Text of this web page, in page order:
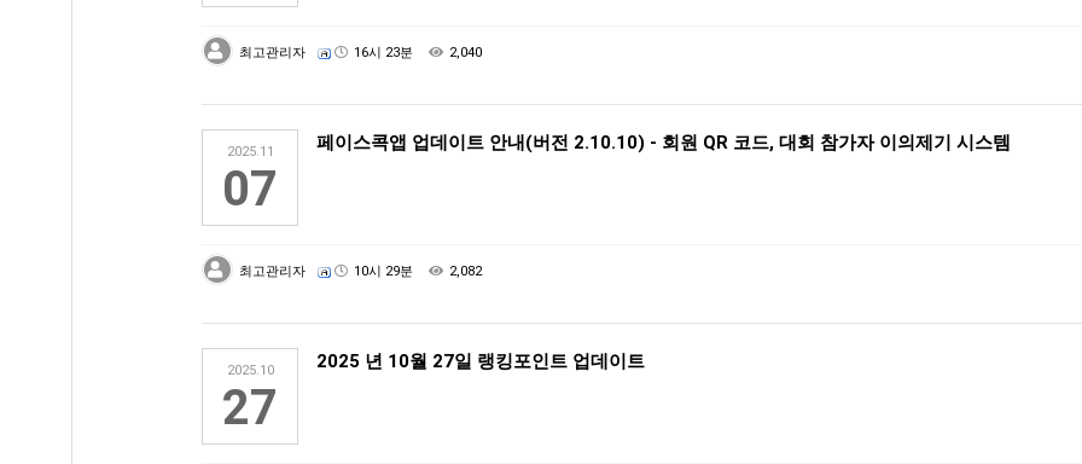
최고관리자 16시 23분 2,040
2025.11
07
페이스콕앱 업데이트 안내(버전 2.10.10) - 회원 QR 코드, 대회 참가자 이의제기 시스템
최고관리자 10시 29분 2,082
2025.10
27
2025 년 10월 27일 랭킹포인트 업데이트